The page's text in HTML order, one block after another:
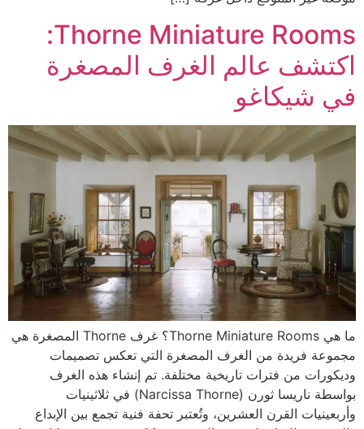
Thorne Miniature Rooms:
اكتشف عالم الغرف المصغرة
في شيكاغو
ما هي Thorne Miniature Rooms؟ غرف Thorne المصغرة هي
مجموعة فريدة من الغرف المصغرة التي تعكس تصميمات
وديكورات من فترات تاريخية مختلفة. تم إنشاء هذه الغرف
بواسطة ناريسا ثورن (Narcissa Thorne) في ثلاثينيات
وأربعينيات القرن العشرين، وتُعتبر تحفة فنية تجمع بين الإبداع